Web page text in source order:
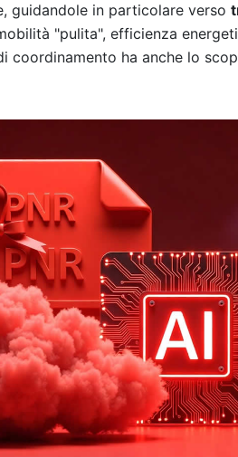
guidandole in particolare verso
"pulita", efficienza
coordinamento ha anche lo